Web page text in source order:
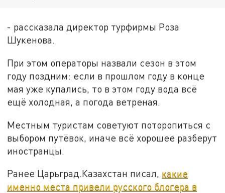
- рассказала директор турфирмы Роза
Шукенова.
При этом операторы назвали сезон в этом
году поздним: если в прошлом году в конце
мая уже купались, то в этом году вода всё
ещё холодная, а погода ветреная.
Местным туристам советуют поторопиться с
выбором путёвок, иначе всё хорошее разберут
иностранцы.
Ранее Царьград.Казахстан писал, какие
именно места привели русского блогера в